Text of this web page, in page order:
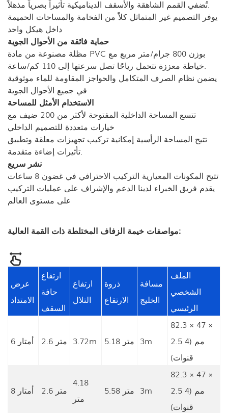
تُضفي القمم الشاهقة والأسقف الديناميكية تأثيراً بصرياً مذهلاً.
يوفر التصميم غير المتماثل كلاً من الفخامة والمساحات الحميمة
داخل هيكل واحد
حماية فائقة من الأحوال الجوية
مظلة مصنوعة من مادة PVC بوزن 800 جرام/متر مربع مع
خياطة معززة تتحمل رياحًا تصل سرعتها إلى 110 كم/ساعة.
يضمن نظام الصرف المتكامل والحواجز المقاومة للماء موثوقية
في جميع الأحوال الجوية
الاستخدام الأمثل للمساحة
تتسع المساحة الداخلية المفتوحة لأكثر من 200 ضيف مع
خيارات متعددة للتصميم الداخلي
تتيح المساحة الرأسية إمكانية تركيب تجهيزات معلقة وتطبيق
تأثيرات إضاءة متقدمة.
نشر سريع
تتيح المكونات المعيارية التركيب الاحترافي في غضون 8 ساعات
يقدم فريق الخبراء لدينا الدعم والإشراف على عمليات التركيب
على مستوى العالم
مواصفات خيمة الزفاف المختلطة ذات القمة العالية:
عرض
الامتداد
ارتفاع
حافة
السقف
ارتفاع
التلال
ذروة
الارتفاع
مسافة
الخليج
الملف
الشخصي
الرئيسي
6 أمتار 2.6 متر 3.72m 5.18 متر 3m
82.3 × 47 ×
2.5 مم (4
قنوات)
8 أمتار 2.6 متر
4.18
متر
5.58 متر 3m
82.3 × 47 ×
2.5 مم (4
قنوات)